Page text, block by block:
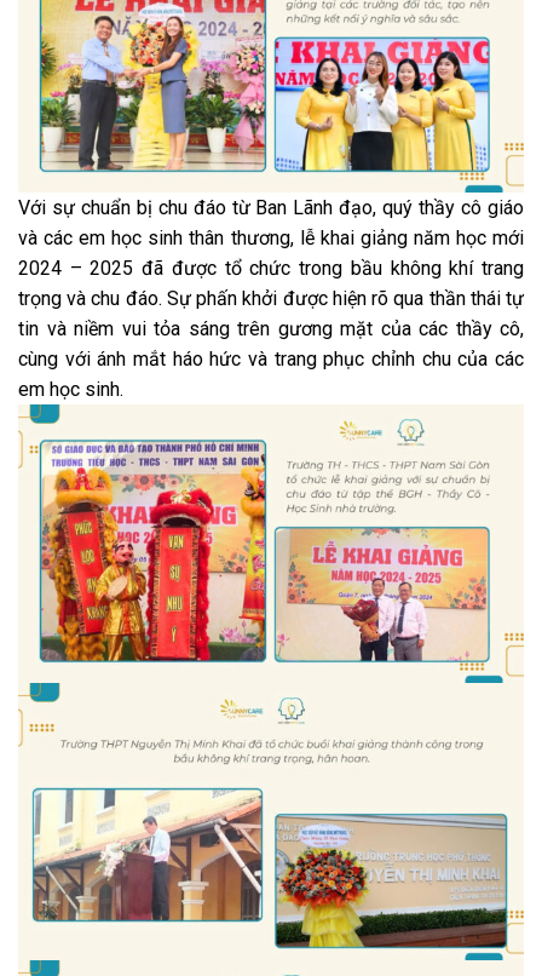
Với sự chuẩn bị chu đáo từ Ban Lãnh đạo, quý thầy cô giáo
và các em học sinh thân thương, lễ khai giảng năm học mới
2024 – 2025 đã được tổ chức trong bầu không khí trang
trọng và chu đáo. Sự phấn khởi được hiện rõ qua thần thái tự
tin và niềm vui tỏa sáng trên gương mặt của các thầy cô,
cùng với ánh mắt háo hức và trang phục chỉnh chu của các
em học sinh.